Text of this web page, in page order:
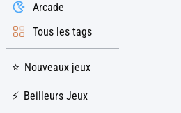
Arcade
Tous les tags
Nouveaux jeux
Beilleurs Jeux